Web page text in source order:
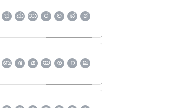
ಭ ಮ ಯ ರ ಲ ವ
ಶ
ബ ഭ മ യ ര റ
ല